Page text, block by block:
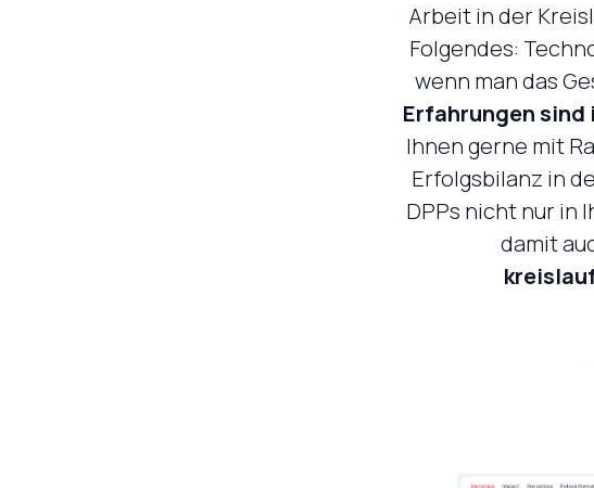
Arbeit in der
Folgendes:
wenn man das
Erfahrungen
Ihnen gerne mit
Erfolgsbilanz in
DPPs nicht nur in
damit